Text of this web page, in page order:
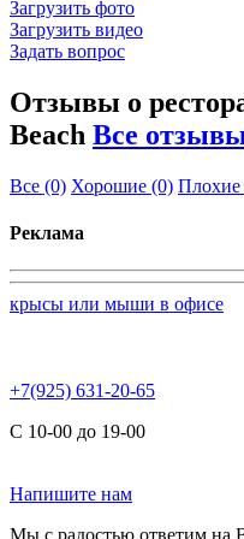
Загрузить фото
Загрузить видео
Задать вопрос
Отзывы о
Beach Все
Все (0) Хорошие (0) Плохие
Реклама
крысы или мыши в офисе
+7(925) 631-20-65
С 10-00 до 19-00
Напишите нам
Мы с радостью ответим на